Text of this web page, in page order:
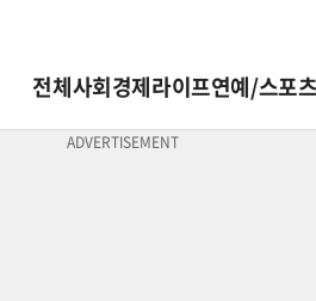
전체사회경제라이프연예/스포